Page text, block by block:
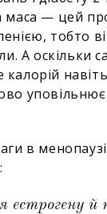
маса — цей
тобто
А оскільки
навіть
уповільнює
в
естрогену й